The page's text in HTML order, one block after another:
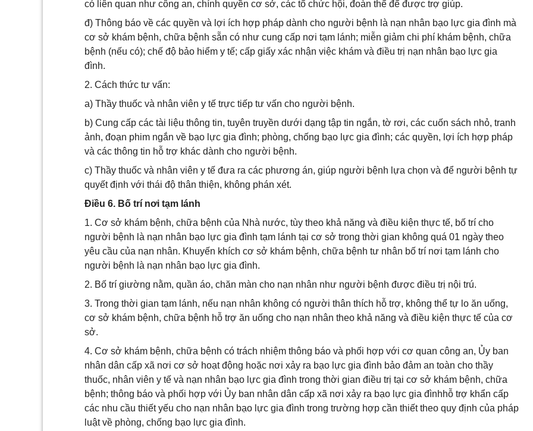
có liên quan như công an, chính quyền cơ sở, các tổ chức hội, đoàn thể để được trợ giúp.
đ) Thông báo về các quyền và lợi ích hợp pháp dành cho người bệnh là nạn nhân bạo lực gia đình mà
cơ sở khám bệnh, chữa bệnh sẵn có như cung cấp nơi tạm lánh; miễn giảm chi phí khám bệnh, chữa
bệnh (nếu có); chế độ bảo hiểm y tế; cấp giấy xác nhận việc khám và điều trị nạn nhân bạo lực gia
đình.
2. Cách thức tư vấn:
a) Thầy thuốc và nhân viên y tế trực tiếp tư vấn cho người bệnh.
b) Cung cấp các tài liệu thông tin, tuyên truyền dưới dạng tập tin ngắn, tờ rơi, các cuốn sách nhỏ, tranh
ảnh, đoạn phim ngắn về bạo lực gia đình; phòng, chống bạo lực gia đình; các quyền, lợi ích hợp pháp
và các thông tin hỗ trợ khác dành cho người bệnh.
c) Thầy thuốc và nhân viên y tế đưa ra các phương án, giúp người bệnh lựa chọn và để người bệnh tự
quyết định với thái độ thân thiện, không phán xét.
Điều 6. Bố trí nơi tạm lánh
1. Cơ sở khám bệnh, chữa bệnh của Nhà nước, tùy theo khả năng và điều kiện thực tế, bố trí cho
người bệnh là nạn nhân bạo lực gia đình tạm lánh tại cơ sở trong thời gian không quá 01 ngày theo
yêu cầu của nạn nhân. Khuyến khích cơ sở khám bệnh, chữa bệnh tư nhân bố trí nơi tạm lánh cho
người bệnh là nạn nhân bạo lực gia đình.
2. Bố trí giường nằm, quần áo, chăn màn cho nạn nhân như người bệnh được điều trị nội trú.
3. Trong thời gian tạm lánh, nếu nạn nhân không có người thân thích hỗ trợ, không thể tự lo ăn uống,
cơ sở khám bệnh, chữa bệnh hỗ trợ ăn uống cho nạn nhân theo khả năng và điều kiện thực tế của cơ
sở.
4. Cơ sở khám bệnh, chữa bệnh có trách nhiệm thông báo và phối hợp với cơ quan công an, Ủy ban
nhân dân cấp xã nơi cơ sở hoạt động hoặc nơi xảy ra bạo lực gia đình bảo đảm an toàn cho thầy
thuốc, nhân viên y tế và nạn nhân bạo lực gia đình trong thời gian điều trị tại cơ sở khám bệnh, chữa
bệnh; thông báo và phối hợp với Ủy ban nhân dân cấp xã nơi xảy ra bạo lực gia đìnhhỗ trợ khẩn cấp
các nhu cầu thiết yếu cho nạn nhân bạo lực gia đình trong trường hợp cần thiết theo quy định của pháp
luật về phòng, chống bạo lực gia đình.